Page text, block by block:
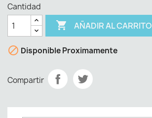
Cantidad
 AÑADIR AL CARRITO
 Disponible Proximamente
Compartir